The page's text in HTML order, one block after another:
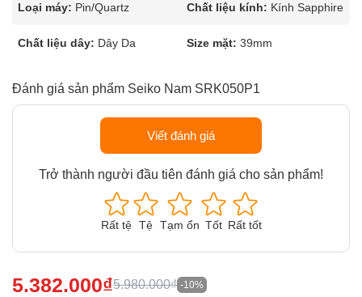
Loại máy: Pin/Quartz Chất liệu kính: Kính Sapphire
Chất liệu dây: Dây Da Size mặt: 39mm
Đánh giá sản phẩm Seiko Nam SRK050P1
Viết đánh giá
Trở thành người đầu tiên đánh giá cho sản phẩm!
Rất tệ Tệ Tạm ổn Tốt Rất tốt
5.382.000₫5.980.000₫ -10%